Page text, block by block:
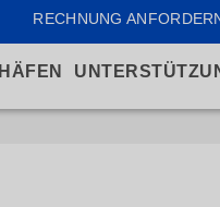
RECHNUNG
HÄFEN